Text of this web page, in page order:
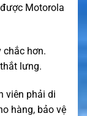
Motorola
chắc hơn.
lưng.
viên phải di
hàng, bảo vệ